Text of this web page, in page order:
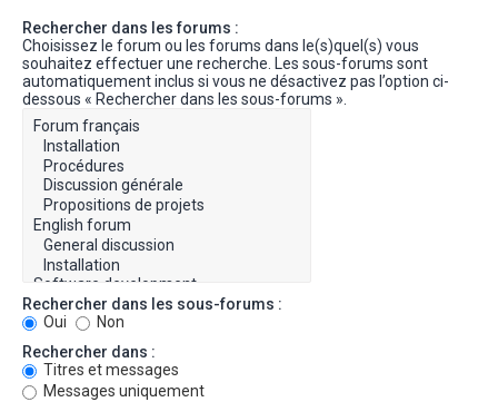
Rechercher dans les forums :
Choisissez le forum ou les forums dans le(s)quel(s) vous
souhaitez effectuer une recherche. Les sous-forums sont
automatiquement inclus si vous ne désactivez pas l’option ci-
dessous « Rechercher dans les sous-forums ».
Rechercher dans les sous-forums :
Oui
Non
Rechercher dans :
Titres et messages
Messages uniquement